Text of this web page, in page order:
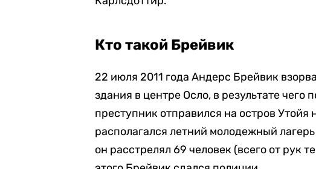
Кто такой Брейвик
22 июля 2011 года Андерс Брейвик
здания в центре Осло, в результате чего
преступник отправился на остров
располагался летний молодежный
он расстрелял 69 человек (всего от рук